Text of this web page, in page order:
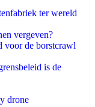
ter wereld
vergeven?
voor de borstcrawl
is de
drone